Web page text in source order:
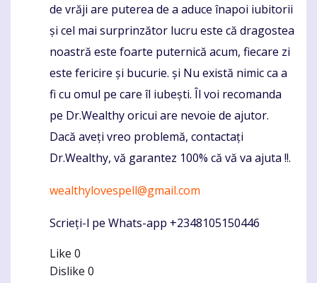
de vrăji are puterea de a aduce înapoi iubitorii
și cel mai surprinzător lucru este că dragostea
noastră este foarte puternică acum, fiecare zi
este fericire și bucurie. și Nu există nimic ca a
fi cu omul pe care îl iubești. Îl voi recomanda
pe Dr.Wealthy oricui are nevoie de ajutor.
Dacă aveți vreo problemă, contactați
Dr.Wealthy, vă garantez 100% că vă va ajuta !!.
wealthylovespell@gmail.com
Scrieți-l pe Whats-app +2348105150446
Like 0
Dislike 0